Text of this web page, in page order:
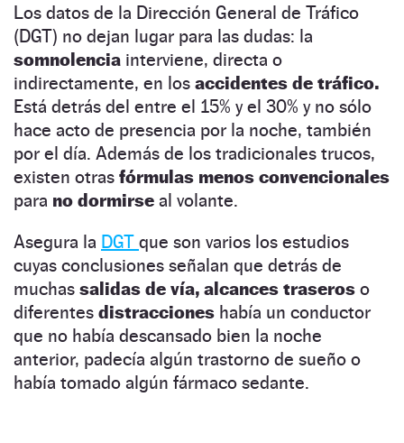
Los datos de la Dirección General de Tráfico
(DGT) no dejan lugar para las dudas: la
somnolencia interviene, directa o
indirectamente, en los accidentes de tráfico.
Está detrás del entre el 15% y el 30% y no sólo
hace acto de presencia por la noche, también
por el día. Además de los tradicionales trucos,
existen otras fórmulas menos convencionales
para no dormirse al volante.
Asegura la DGT que son varios los estudios
cuyas conclusiones señalan que detrás de
muchas salidas de vía, alcances traseros o
diferentes distracciones había un conductor
que no había descansado bien la noche
anterior, padecía algún trastorno de sueño o
había tomado algún fármaco sedante.